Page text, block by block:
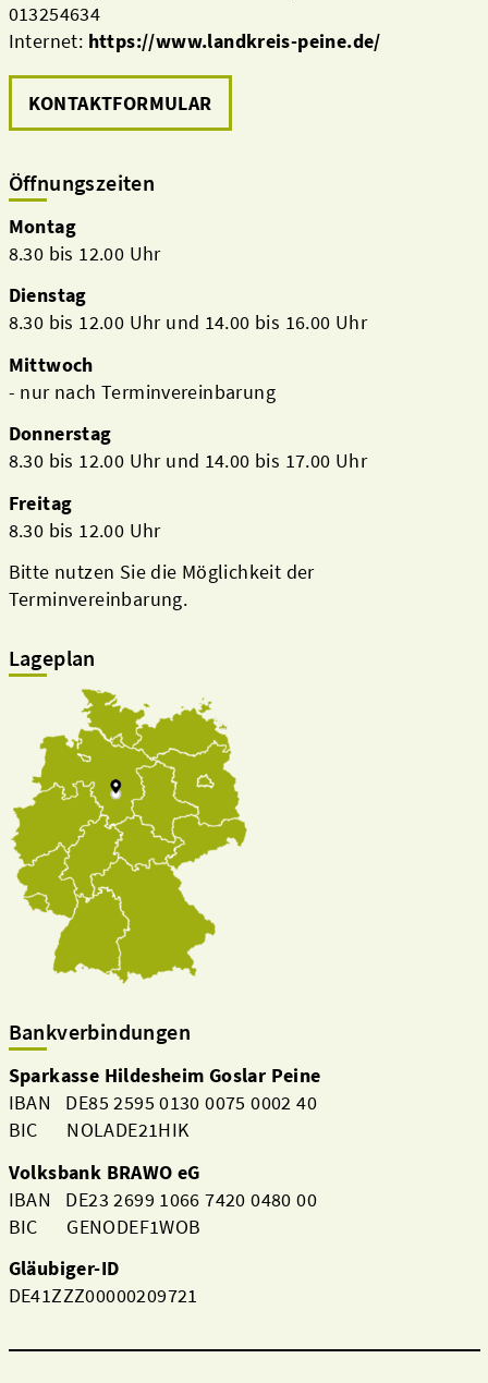
013254634
Internet: https://www.landkreis-peine.de/
KONTAKTFORMULAR
Öffnungszeiten
Montag
8.30 bis 12.00 Uhr
Dienstag
8.30 bis 12.00 Uhr und 14.00 bis 16.00 Uhr
Mittwoch
- nur nach Terminvereinbarung
Donnerstag
8.30 bis 12.00 Uhr und 14.00 bis 17.00 Uhr
Freitag
8.30 bis 12.00 Uhr
Bitte nutzen Sie die Möglichkeit der
Terminvereinbarung.
Lageplan
Bankverbindungen
Sparkasse Hildesheim Goslar Peine
IBAN DE85 2595 0130 0075 0002 40
BIC NOLADE21HIK
Volksbank BRAWO eG
IBAN DE23 2699 1066 7420 0480 00
BIC GENODEF1WOB
Gläubiger-ID
DE41ZZZ00000209721